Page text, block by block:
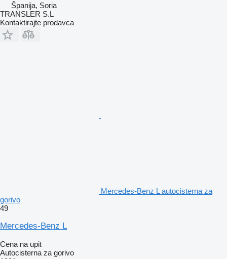
Španija, Soria
TRANSLER S.L
Kontaktirajte prodavca
Mercedes-Benz L autocisterna za
gorivo
49
Mercedes-Benz L
Cena na upit
Autocisterna za gorivo